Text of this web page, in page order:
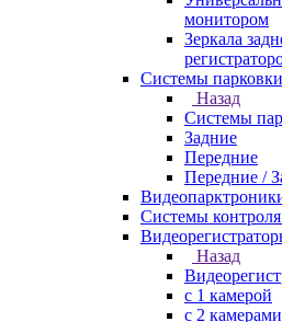
монитором
Зеркала
Системы парковки
Назад
Системы
Задние
Передние
Передние /
Системы
Назад
с 1 камерой
с 2 камерами